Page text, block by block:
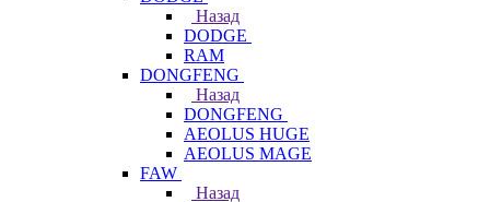
Назад
DODGE
RAM
DONGFENG
Назад
DONGFENG
AEOLUS HUGE
AEOLUS MAGE
FAW
Назад